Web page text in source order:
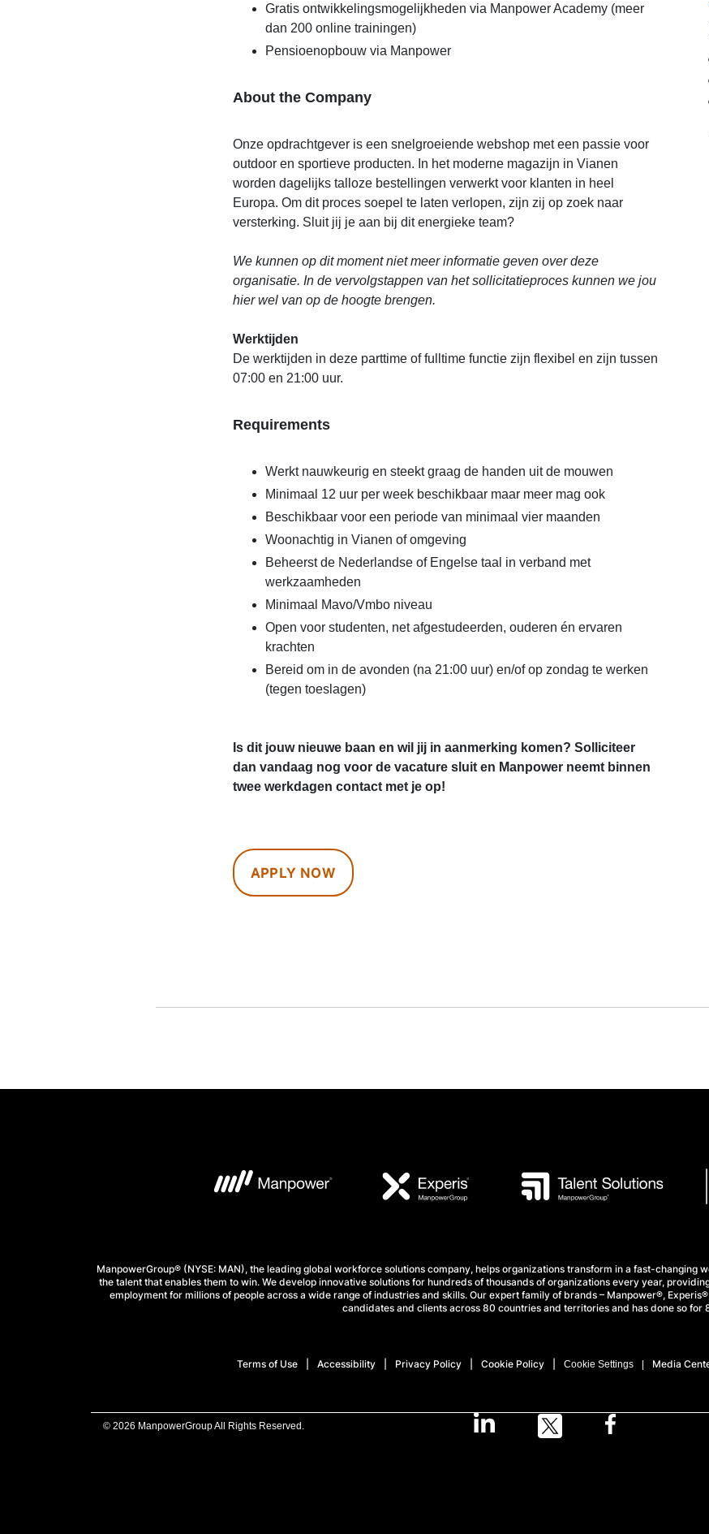
Gratis ontwikkelingsmogelijkheden via Manpower Academy (meer
dan 200 online trainingen)
Pensioenopbouw via Manpower
About the Company
Onze opdrachtgever is een snelgroeiende webshop met een passie voor
outdoor en sportieve producten. In het moderne magazijn in Vianen
worden dagelijks talloze bestellingen verwerkt voor klanten in heel
Europa. Om dit proces soepel te laten verlopen, zijn zij op zoek naar
versterking. Sluit jij je aan bij dit energieke team?
We kunnen op dit moment niet meer informatie geven over deze
organisatie. In de vervolgstappen van het sollicitatieproces kunnen we jou
hier wel van op de hoogte brengen.
Werktijden
De werktijden in deze parttime of fulltime functie zijn flexibel en zijn tussen
07:00 en 21:00 uur.
Requirements
Werkt nauwkeurig en steekt graag de handen uit de mouwen
Minimaal 12 uur per week beschikbaar maar meer mag ook
Beschikbaar voor een periode van minimaal vier maanden
Woonachtig in Vianen of omgeving
Beheerst de Nederlandse of Engelse taal in verband met
werkzaamheden
Minimaal Mavo/Vmbo niveau
Open voor studenten, net afgestudeerden, ouderen én ervaren
krachten
Bereid om in de avonden (na 21:00 uur) en/of op zondag te werken
(tegen toeslagen)
Is dit jouw nieuwe baan en wil jij in aanmerking komen? Solliciteer
dan vandaag nog voor de vacature sluit en Manpower neemt binnen
twee werkdagen contact met je op!
APPLY NOW
ManpowerGroup® (NYSE: MAN), the leading global workforce solutions company, helps organizations transform in a fast-changing
the talent that enables them to win. We develop innovative solutions for hundreds of thousands of organizations every year,
employment for millions of people across a wide range of industries and skills. Our expert family of brands – Manpower®,
candidates and clients across 80 countries and territories and has done so for
Terms of Use Accessibility Privacy Policy Cookie Policy Cookie Settings Media
© 2026 ManpowerGroup All Rights Reserved.